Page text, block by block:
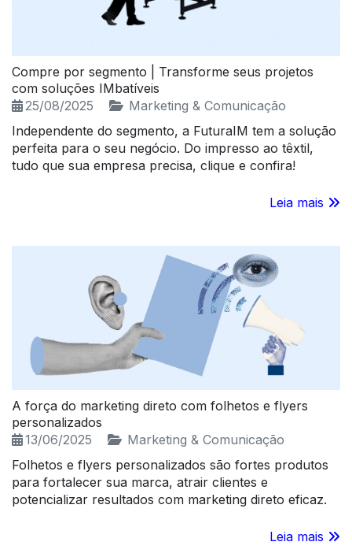
Compre por segmento | Transforme seus projetos
com soluções IMbatíveis
25/08/2025
Marketing & Comunicação
Independente do segmento, a FuturaIM tem a solução
perfeita para o seu negócio. Do impresso ao têxtil,
tudo que sua empresa precisa, clique e confira!
Leia mais
A força do marketing direto com folhetos e flyers
personalizados
13/06/2025
Marketing & Comunicação
Folhetos e flyers personalizados são fortes produtos
para fortalecer sua marca, atrair clientes e
potencializar resultados com marketing direto eficaz.
Leia mais